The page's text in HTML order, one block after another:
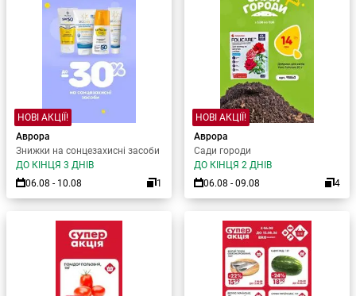
НОВІ АКЦІЇ!
Аврора
Знижки на сонцезахисні засоби
ДО КІНЦЯ 3 ДНІВ
06.08 - 10.08
1
НОВІ АКЦІЇ!
Аврора
Сади городи
ДО КІНЦЯ 2 ДНІВ
06.08 - 09.08
4